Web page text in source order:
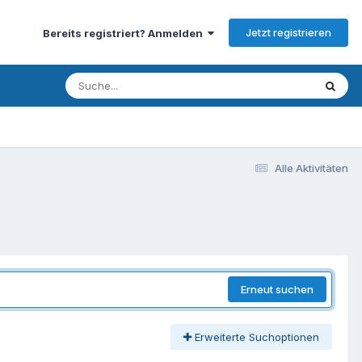
Bereits registriert? Anmelden Jetzt registrieren
Alle Aktivitäten
Erneut suchen
Erweiterte Suchoptionen